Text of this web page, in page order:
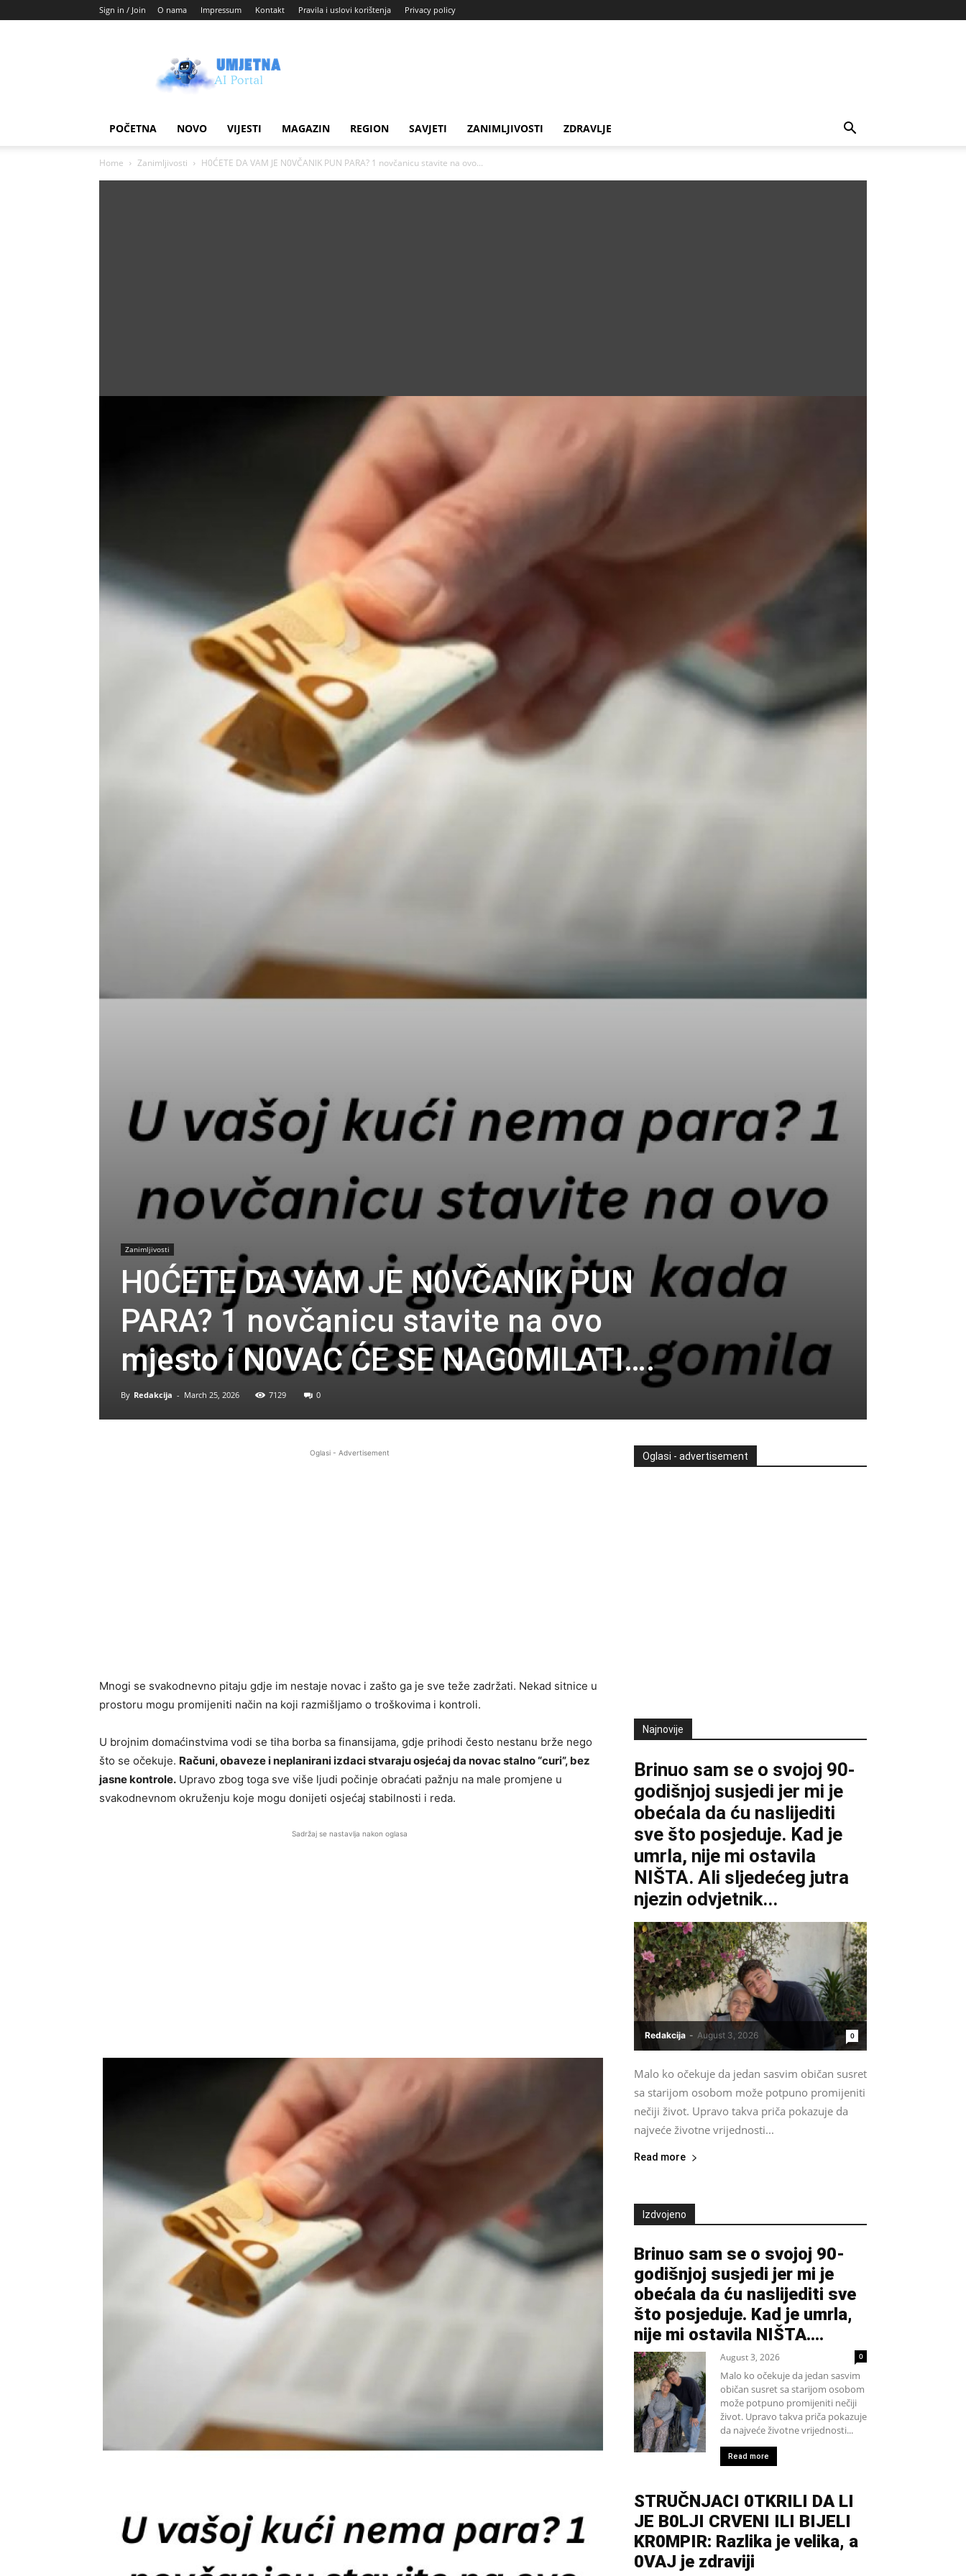
Sign in / Join O nama Impressum Kontakt Pravila i uslovi korištenja Privacy policy
AI
blog
POČETNA NOVO VIJESTI MAGAZIN REGION SAVJETI ZANIMLJIVOSTI ZDRAVLJE
Home Zanimljivosti H0ĆETE DA VAM JE N0VČANlK PUN PARA? 1 novčanicu stavite na ovo...
Zanimljivosti
H0ĆETE DA VAM JE N0VČANlK PUN
PARA? 1 novčanicu stavite na ovo
mjesto i N0VAC ĆE SE NAG0MlLATI….
By Redakcija - March 25, 2026 7129 0
Oglasi - Advertisement
Mnogi se svakodnevno pitaju gdje im nestaje novac i zašto ga je sve teže zadržati. Nekad sitnice u
prostoru mogu promijeniti način na koji razmišljamo o troškovima i kontroli.
U brojnim domaćinstvima vodi se tiha borba sa finansijama, gdje prihodi često nestanu brže nego
što se očekuje. Računi, obaveze i neplanirani izdaci stvaraju osjećaj da novac stalno “curi”, bez
jasne kontrole. Upravo zbog toga sve više ljudi počinje obraćati pažnju na male promjene u
svakodnevnom okruženju koje mogu donijeti osjećaj stabilnosti i reda.
Sadržaj se nastavlja nakon oglasa
Oglasi - advertisement
Najnovije
Brinuo sam se o svojoj 90-
godišnjoj susjedi jer mi je
obećala da ću naslijediti
sve što posjeduje. Kad je
umrla, nije mi ostavila
NIŠTA. Ali sljedećeg jutra
njezin odvjetnik...
Redakcija - August 3, 2026 0
Malo ko očekuje da jedan sasvim običan susret
sa starijom osobom može potpuno promijeniti
nečiji život. Upravo takva priča pokazuje da
najveće životne vrijednosti...
Read more
Izdvojeno
Brinuo sam se o svojoj 90-
godišnjoj susjedi jer mi je
obećala da ću naslijediti sve
što posjeduje. Kad je umrla,
nije mi ostavila NIŠTA....
August 3, 2026 0
Malo ko očekuje da jedan sasvim
običan susret sa starijom osobom
može potpuno promijeniti nečiji
život. Upravo takva priča pokazuje
da najveće životne vrijednosti...
Read more
STRUČNJACI 0TKRILI DA LI
JE B0LJI CRVENI ILI BIJELI
KR0MPIR: Razlika je velika, a
0VAJ je zdraviji